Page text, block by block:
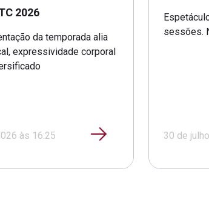
2026
da temporada alia
expressividade corporal
às 16:25
sessões.
30 de